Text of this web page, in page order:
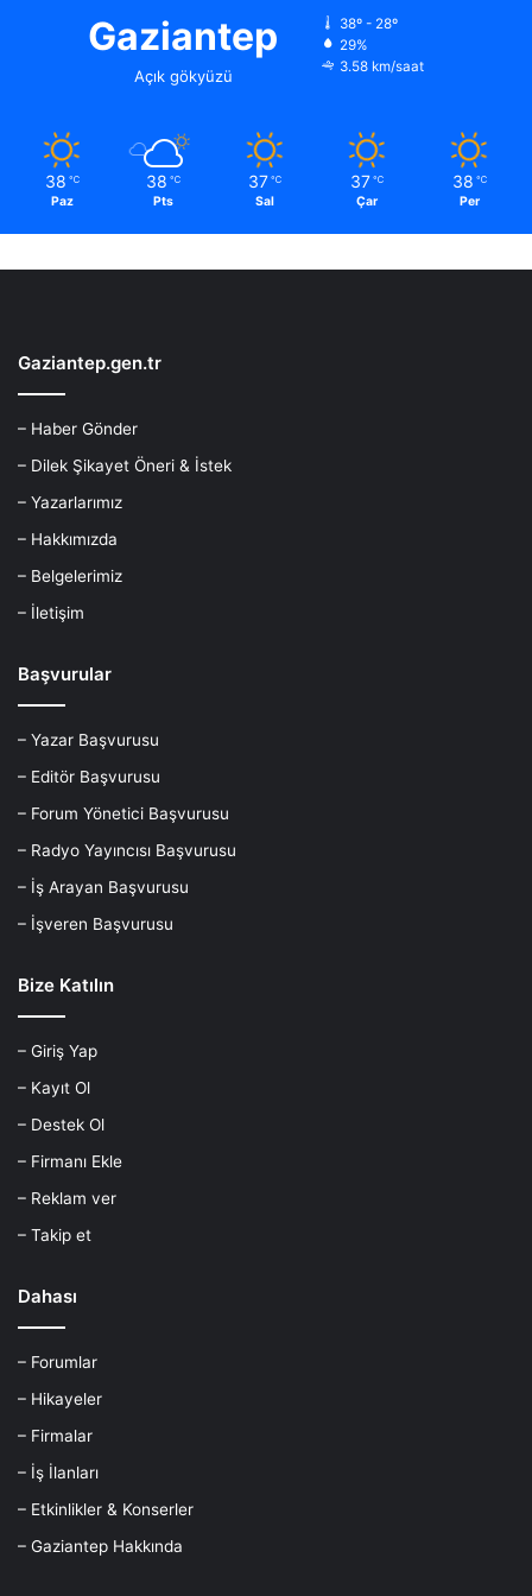
Gaziantep
Açık gökyüzü
38º - 28º
29%
3.58 km/saat
38 ℃
Paz
38 ℃
Pts
37 ℃
Sal
37 ℃
Çar
38 ℃
Per
Gaziantep.gen.tr
– Haber Gönder
– Dilek Şikayet Öneri & İstek
– Yazarlarımız
– Hakkımızda
– Belgelerimiz
– İletişim
Başvurular
– Yazar Başvurusu
– Editör Başvurusu
– Forum Yönetici Başvurusu
– Radyo Yayıncısı Başvurusu
– İş Arayan Başvurusu
– İşveren Başvurusu
Bize Katılın
– Giriş Yap
– Kayıt Ol
– Destek Ol
– Firmanı Ekle
– Reklam ver
– Takip et
Dahası
– Forumlar
– Hikayeler
– Firmalar
– İş İlanları
– Etkinlikler & Konserler
– Gaziantep Hakkında